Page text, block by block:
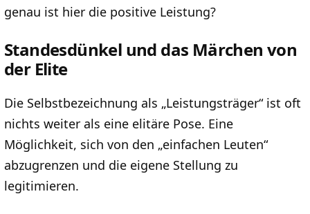
genau ist hier die positive Leistung?
Standesdünkel und das Märchen von
der Elite
Die Selbstbezeichnung als „Leistungsträger“ ist oft
nichts weiter als eine elitäre Pose. Eine
Möglichkeit, sich von den „einfachen Leuten“
abzugrenzen und die eigene Stellung zu
legitimieren.